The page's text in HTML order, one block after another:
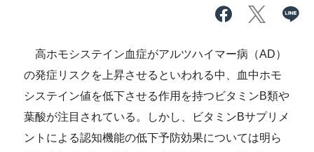
高ホモシステイン血症がアルツハイマー病（AD）
の発症リスクを上昇させるといわれる中、血中ホモ
システイン値を低下させる作用を持つビタミンB類や
葉酸が注目されている。しかし、ビタミンBサプリメ
ントによる認知機能の低下予防効果については明ら